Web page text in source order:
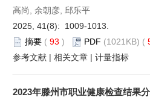
高尚, 余朝彦, 邱乐平
2025, 41(8): 1009-1013.
摘要 ( 93 ) PDF (1021KB) (
参考文献 | 相关文章 | 计量指标
2023年滕州市职业健康检查结果